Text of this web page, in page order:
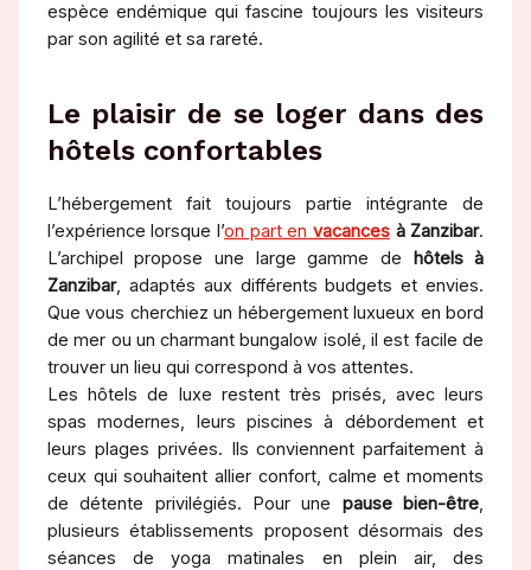
espèce endémique qui fascine toujours les visiteurs
par son agilité et sa rareté.
Le plaisir de se loger dans des
hôtels confortables
L’hébergement fait toujours partie intégrante de
l’expérience lorsque l’on part en vacancesà Zanzibar.
L’archipel propose une large gamme de hôtels à
Zanzibar, adaptés aux différents budgets et envies.
Que vous cherchiez un hébergement luxueux en bord
de mer ou un charmant bungalow isolé, il est facile de
trouver un lieu qui correspond à vos attentes.
Les hôtels de luxe restent très prisés, avec leurs
spas modernes, leurs piscines à débordement et
leurs plages privées. Ils conviennent parfaitement à
ceux qui souhaitent allier confort, calme et moments
de détente privilégiés. Pour une pause bien-être
plusieurs établissements proposent désormais des
séances de yoga matinales en plein air, des